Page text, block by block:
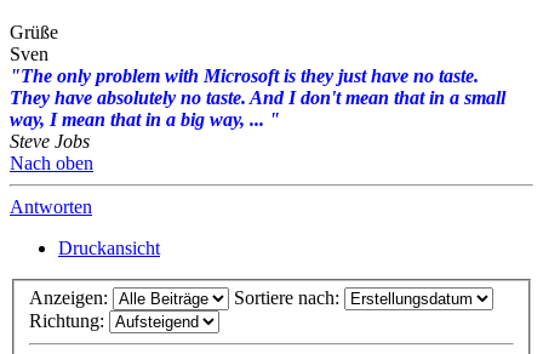
Grüße
Sven
"The only problem with Microsoft is they just have no taste.
They have absolutely no taste. And I don't mean that in a small
way, I mean that in a big way, ... "
Steve Jobs
Nach oben
Antworten
Druckansicht
Anzeigen:
Sortiere nach:
Richtung: